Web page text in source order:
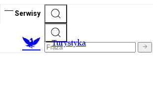
Serwisy
Turystyka